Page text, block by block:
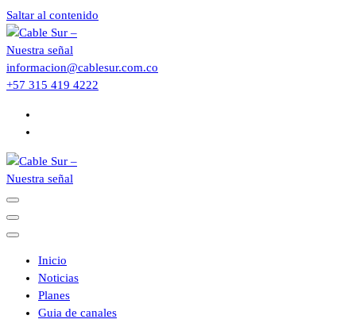
Saltar al contenido
informacion@cablesur.com.co
+57 315 419 4222
Inicio
Noticias
Planes
Guia de canales